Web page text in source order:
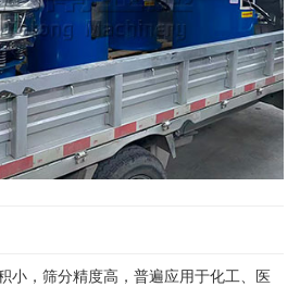
小，筛分精度高，普遍应用于化工、医